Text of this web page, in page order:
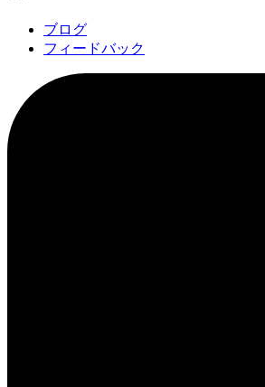
ブログ
フィードバック